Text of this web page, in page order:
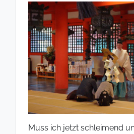
Muss ich jetzt schleimend